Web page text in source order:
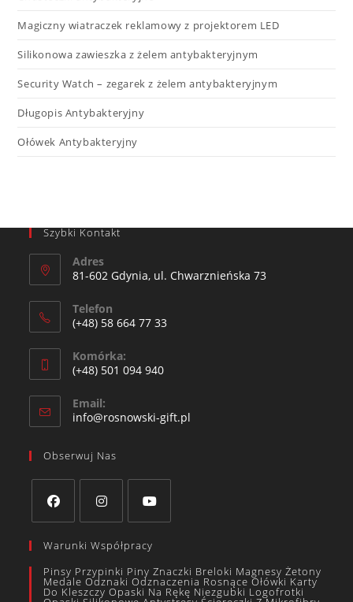
Magiczny wiatraczek reklamowy z projektorem LED​
Silikonowa zawieszka z żelem antybakteryjnym
Security Watch – zegarek z żelem antybakteryjnym
Długopis Antybakteryjny
Ołówek Antybakteryjny
Szybki Kontakt
Adres
81-602 Gdynia, ul. Chwarznieńska 73
Telefon
(+48) 58 664 77 33
Komórka:
(+48) 501 094 940​
Email:
info@rosnowski-gift.pl
Obserwuj Nas
Warunki Współpracy
Pinsy Przypinki Piny Znaczki Breloki Magnesy Żetony
Medale Odznaki Odznaczenia Rosnące Ołówki Karty
Do Kleszczy Opaski Na Rękę Niezgubki Logofrotki